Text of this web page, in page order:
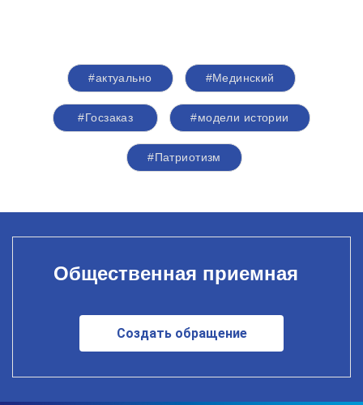
#актуально #Мединский
#Госзаказ #модели истории
#Патриотизм
Общественная приемная
Создать обращение